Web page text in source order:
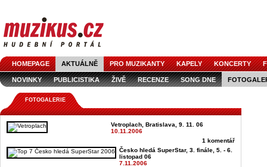
HOMEPAGE AKTUÁLNĚ PRO MUZIKANTY KAPELY KONCERTY
NOVINKY PUBLICISTIKA ŽIVĚ RECENZE SONG DNE
FOTOGALERIE
Vetroplach, Bratislava, 9. 11. 06
10.11.2006
1 komentář
Česko hledá SuperStar, 3. finále, 5. - 6.
listopad 06
7.11.2006